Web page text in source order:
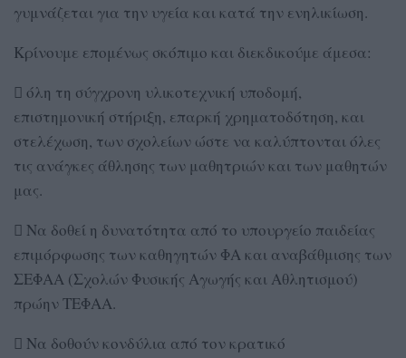
γυμνάζεται για την υγεία και κατά την ενηλικίωση.
Κρίνουμε επομένως σκόπιμο και διεκδικούμε άμεσα:
 όλη τη σύγχρονη υλικοτεχνική υποδομή,
επιστημονική στήριξη, επαρκή χρηματοδότηση, και
στελέχωση, των σχολείων ώστε να καλύπτονται όλες
τις ανάγκες άθλησης των μαθητριών και των μαθητών
μας.
 Να δοθεί η δυνατότητα από το υπουργείο παιδείας
επιμόρφωσης των καθηγητών ΦΑ και αναβάθμισης των
ΣΕΦΑΑ (Σχολών Φυσικής Αγωγής και Αθλητισμού)
πρώην ΤΕΦΑΑ.
 Να δοθούν κονδύλια από τον κρατικό